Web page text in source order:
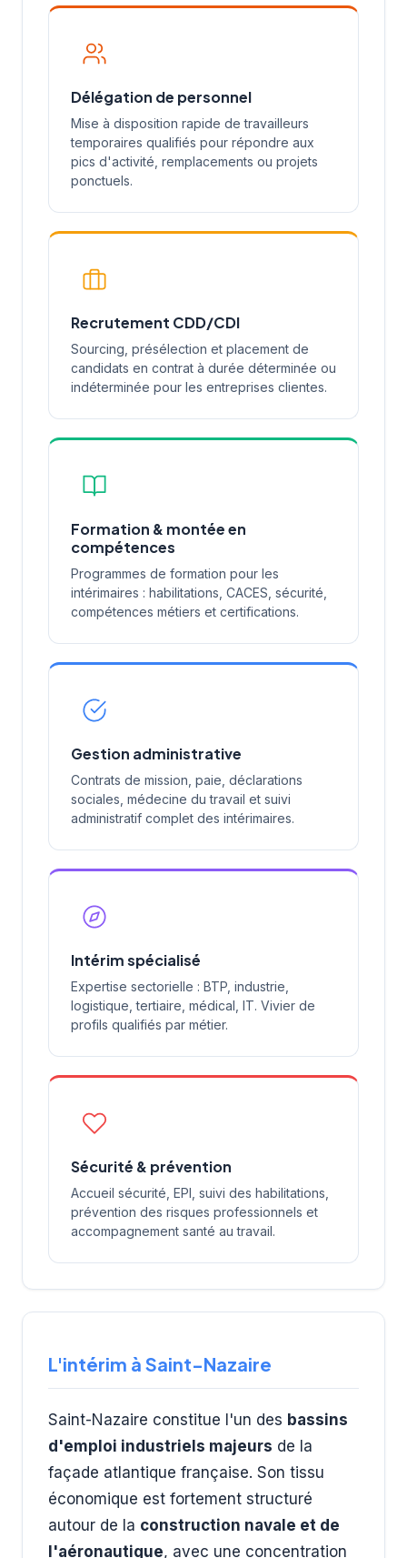
Délégation de personnel
Mise à disposition rapide de travailleurs
temporaires qualifiés pour répondre aux
pics d'activité, remplacements ou projets
ponctuels.
Recrutement CDD/CDI
Sourcing, présélection et placement de
candidats en contrat à durée déterminée ou
indéterminée pour les entreprises clientes.
Formation & montée en
compétences
Programmes de formation pour les
intérimaires : habilitations, CACES, sécurité,
compétences métiers et certifications.
Gestion administrative
Contrats de mission, paie, déclarations
sociales, médecine du travail et suivi
administratif complet des intérimaires.
Intérim spécialisé
Expertise sectorielle : BTP, industrie,
logistique, tertiaire, médical, IT. Vivier de
profils qualifiés par métier.
Sécurité & prévention
Accueil sécurité, EPI, suivi des habilitations,
prévention des risques professionnels et
accompagnement santé au travail.
L'intérim à Saint-Nazaire
Saint-Nazaire constitue l'un des bassins
d'emploi industriels majeurs de la
façade atlantique française. Son tissu
économique est fortement structuré
autour de la construction navale et de
l'aéronautique, avec une concentration